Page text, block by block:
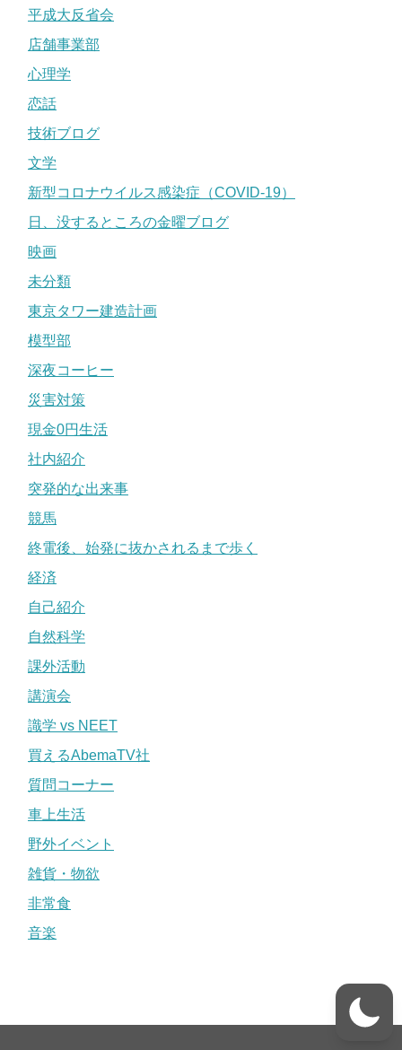
平成大反省会
店舗事業部
心理学
恋話
技術ブログ
文学
新型コロナウイルス感染症（COVID-19）
日、没するところの金曜ブログ
映画
未分類
東京タワー建造計画
模型部
深夜コーヒー
災害対策
現金0円生活
社内紹介
突発的な出来事
競馬
終電後、始発に抜かされるまで歩く
経済
自己紹介
自然科学
課外活動
講演会
識学 vs NEET
買えるAbemaTV社
質問コーナー
車上生活
野外イベント
雑貨・物欲
非常食
音楽